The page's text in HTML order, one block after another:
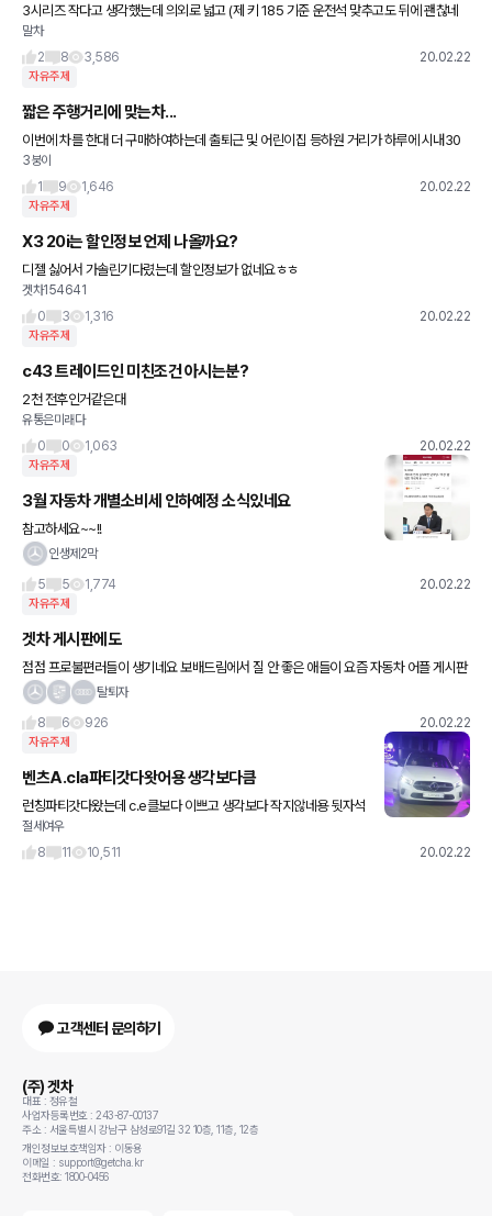
3시리즈 작다고 생각했는데 의외로 넓고 (제 키 185 기준 운전석 맞추고도 뒤에 괜찮네
요) 3gt 실내가 너무 구형이네요 ㅎ
말차
2
8 3,586 20.02.22
자유주제
짧은 주행거리에 맞는차...
이번에 차를 한대 더 구매하여하는데 출퇴근 및 어린이집 등하원 거리가 하루에 시내30
키로 언저리 됩니다 주변에서 짧은거리에는 무조건 가솔린이라고 .. 디젤차는 안된다고 하
는데 맞나요..? 부부가 교
3붕이
1
9 1,646 20.02.22
자유주제
X3 20i는 할인정보 언제 나올까요?
디젤 싫어서 가솔린기다렸는데 할인정보가 없네요ㅎㅎ
겟차154641
0
3 1,316 20.02.22
자유주제
c43 트레이드인 미친조건 아시는분?
2천 전후인거같은대
유통은미래다
0
0 1,063 20.02.22
자유주제
3월 자동차 개별소비세 인하예정 소식있네요
참고하세요~~!!
인생제2막
5
5 1,774 20.02.22
자유주제
겟차 게시판에도
점점 프로불편러들이 생기네요 보배드림에서 질 안 좋은 애들이 요즘 자동차 어플 게시판
으로 많이 넘어간다는데 서로 감정적인 발언이나 다른 사람의 의견을 비판하는 것은 좋지
탈퇴자
8
6 926 20.02.22
자유주제
벤츠A.cla파티갓다왓어용 생각보다큼
런칭파티갓다왔는데 c.e클보다 이쁘고 생각보다 작지않네용 뒷자석
이 많이좁을거라생각했는데 커진듯 먹는다고 뒤쪽사진을ㅋ 뒤에도
멋나요 기변고민을 하게만드네요. 선물다당첨되서ㅎ ㅎ 뽕뽑고옴 c.
절세여우
8
11 10,511 20.02.22
고객센터 문의하기
(주) 겟차
대표 : 정유철
사업자등록번호 : 243-87-00137
주소 : 서울특별시 강남구 삼성로91길 32 10층, 11층, 12층
개인정보보호책임자 : 이동용
이메일 : support@getcha.kr
전화번호: 1800-0456